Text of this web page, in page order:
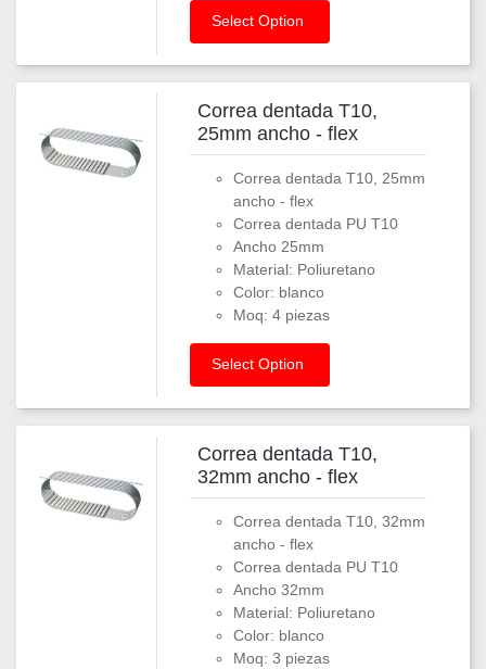
Select Option
Correa dentada T10,
25mm ancho - flex
Correa dentada T10, 25mm
ancho - flex
Correa dentada PU T10
Ancho 25mm
Material: Poliuretano
Color: blanco
Moq: 4 piezas
Select Option
Correa dentada T10,
32mm ancho - flex
Correa dentada T10, 32mm
ancho - flex
Correa dentada PU T10
Ancho 32mm
Material: Poliuretano
Color: blanco
Moq: 3 piezas